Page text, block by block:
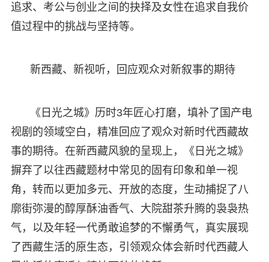
追求、考公与创业之间的抉择及女性在追求自我价
值过程中的挑战与坚持等。
新西藏、新视听，回应观众对新叙事的期待
《日光之城》历时3年匠心打磨，填补了国产电
视剧的领域空白，精准回应了观众对新时代西藏故
事的期待。在新西藏风貌的呈现上，《日光之城》
摒弃了以往西藏题材中常见的固有印象和单一视
角，转而以更加多元、开放的态度，生动捕捉了八
廓街弥漫的醇厚酥油香气、大院甜茶升腾的袅袅热
气，以及年轻一代勇敢追梦的不懈勇气，真实展现
了西藏生活的原生态，引领观众体会新时代西藏人